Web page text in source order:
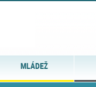
MLÁDEŽ